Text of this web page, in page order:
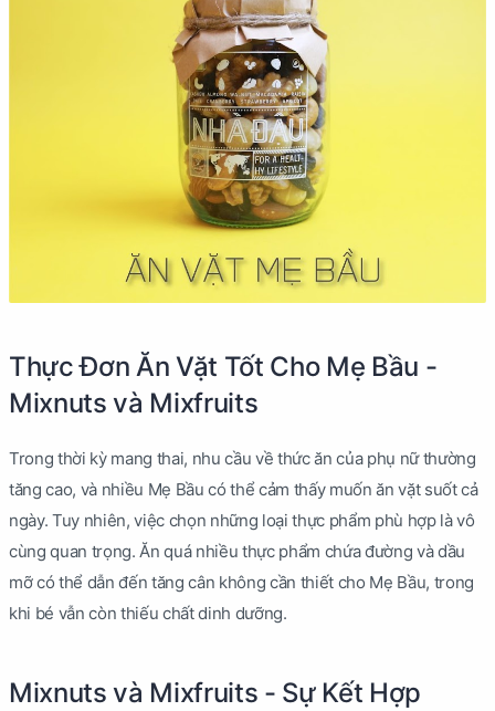
Thực Đơn Ăn Vặt Tốt Cho Mẹ Bầu -
Mixnuts và Mixfruits
Trong thời kỳ mang thai, nhu cầu về thức ăn của phụ nữ thường
tăng cao, và nhiều Mẹ Bầu có thể cảm thấy muốn ăn vặt suốt cả
ngày. Tuy nhiên, việc chọn những loại thực phẩm phù hợp là vô
cùng quan trọng. Ăn quá nhiều thực phẩm chứa đường và dầu
mỡ có thể dẫn đến tăng cân không cần thiết cho Mẹ Bầu, trong
khi bé vẫn còn thiếu chất dinh dưỡng.
Mixnuts và Mixfruits - Sự Kết Hợp